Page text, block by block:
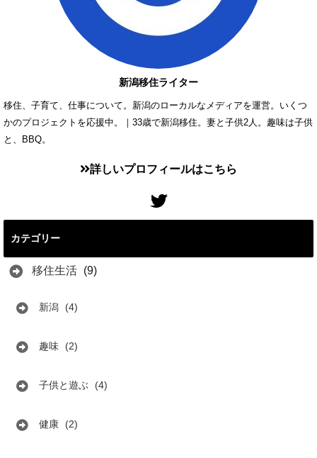
新潟移住ライター
移住、子育て、仕事について。新潟のローカルなメディアを運営。いくつ
かのプロジェクトを応援中。｜33歳で新潟移住。妻と子供2人。趣味は子供
と、BBQ。
詳しいプロフィールはこちら
カテゴリー
移住生活 (9)
新潟 (4)
趣味 (2)
子供と遊ぶ (4)
健康 (2)